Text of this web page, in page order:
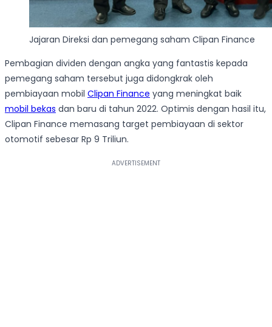
Jajaran Direksi dan pemegang saham Clipan Finance
Pembagian dividen dengan angka yang fantastis kepada
pemegang saham tersebut juga didongkrak oleh
pembiayaan mobil Clipan Finance yang meningkat baik
mobil bekas dan baru di tahun 2022. Optimis dengan hasil itu,
Clipan Finance memasang target pembiayaan di sektor
otomotif sebesar Rp 9 Triliun.